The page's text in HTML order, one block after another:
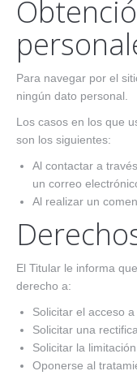
Para navegar por el
ningún dato personal.
Los casos en los que
son los siguientes:
Al contactar a
un correo
Al realizar un
El Titular le informa
derecho a:
Solicitar el acceso
Solicitar una
Solicitar la
Oponerse al